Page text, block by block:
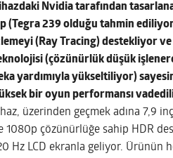
Nvidia tarafından
(Tegra 239 olduğu tahmin ediliyor)
(Ray Tracing) destekliyor ve
(çözünürlük düşük
yardımıyla yükseltiliyor)
bir oyun performansı
üzerinden geçmek adına 7,9
1080p çözünürlüğe sahip HDR
Hz LCD ekranla geliyor. Ürünün